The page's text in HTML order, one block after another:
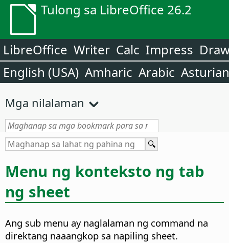
Tulong sa LibreOffice 26.2
LibreOffice Writer Calc Impress
English (USA) Amharic Arabic Asturian
Mga nilalaman
Menu ng konteksto ng tab
ng sheet
Ang sub menu ay naglalaman ng command na
direktang naaangkop sa napiling sheet.